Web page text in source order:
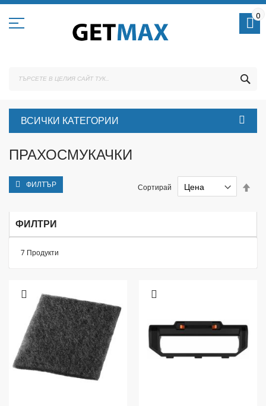
Skip
Content
0
ВСИЧКИ КАТЕГОРИИ
ПРАХОСМУКАЧКИ
7 Продукти
Сортирай
ФИЛТЪР
ФИЛТРИ